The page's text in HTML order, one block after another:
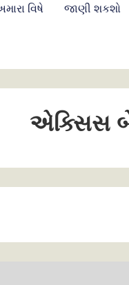
વિષે જાણી શકશો
એક્સિસ